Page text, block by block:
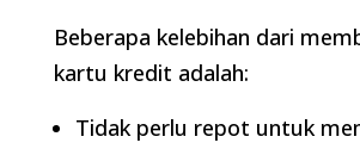
Beberapa kelebihan dari
kartu kredit adalah:
Tidak perlu repot untuk